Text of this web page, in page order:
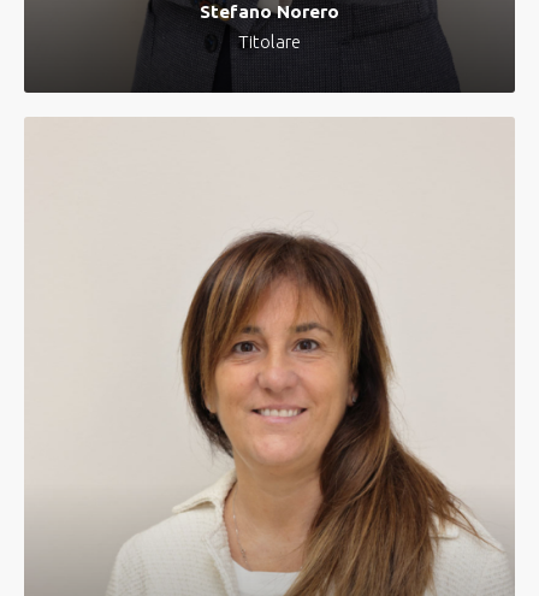
Stefano Norero
Titolare